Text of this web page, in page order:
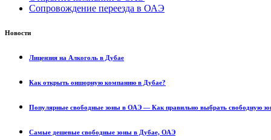
Сопровождение переезда в ОАЭ
Новости
Лицензия на Алкоголь в Дубае
Как открыть оншорную компанию в Дубае?
Популярные свободные зоны в ОАЭ — Как правильно выбрать свободную
Самые дешевые свободные зоны в Дубае, ОАЭ